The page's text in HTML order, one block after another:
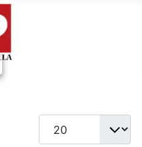
Cantidad a mostrar